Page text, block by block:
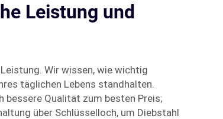
Leistung und
Wir wissen, wie wichtig
täglichen Lebens standhalten.
bessere Qualität zum besten Preis;
über Schlüsselloch, um Diebstahl